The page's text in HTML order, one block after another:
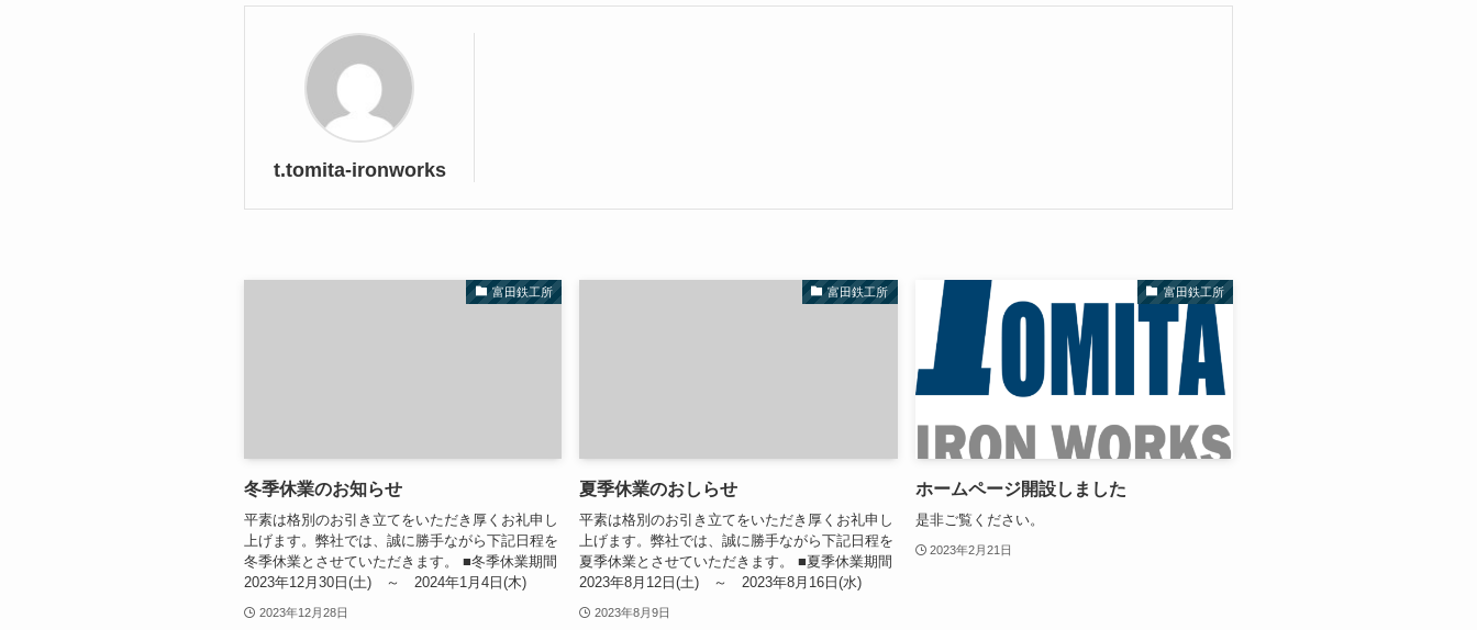
t.tomita-ironworks
富田鉄工所
冬季休業のお知らせ
平素は格別のお引き立てをいただき厚くお礼申し
上げます。弊社では、誠に勝手ながら下記日程を
冬季休業とさせていただきます。 ■冬季休業期間
2023年12月30日(土) ～ 2024年1月4日(木)
2023年12月28日
富田鉄工所
夏季休業のおしらせ
平素は格別のお引き立てをいただき厚くお礼申し
上げます。弊社では、誠に勝手ながら下記日程を
夏季休業とさせていただきます。 ■夏季休業期間
2023年8月12日(土) ～ 2023年8月16日(水)
2023年8月9日
富田鉄工所
ホームページ開設しました
是非ご覧ください。
2023年2月21日